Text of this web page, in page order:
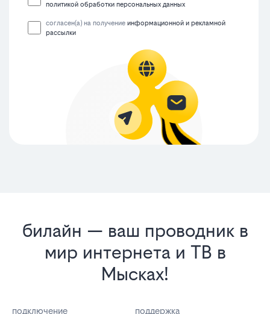
политикой обработки персональных данных
согласен(а) на получениеинформационной и рекламной
рассылки
билайн — ваш проводник в
мир интернета и ТВ в
Мысках!
подключение
поддержка